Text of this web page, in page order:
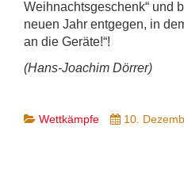
Weihnachtsgeschenk“ und
neuen Jahr entgegen, in
an die Geräte!“!
(Hans-Joachim Dörrer)
Wettkämpfe 10.